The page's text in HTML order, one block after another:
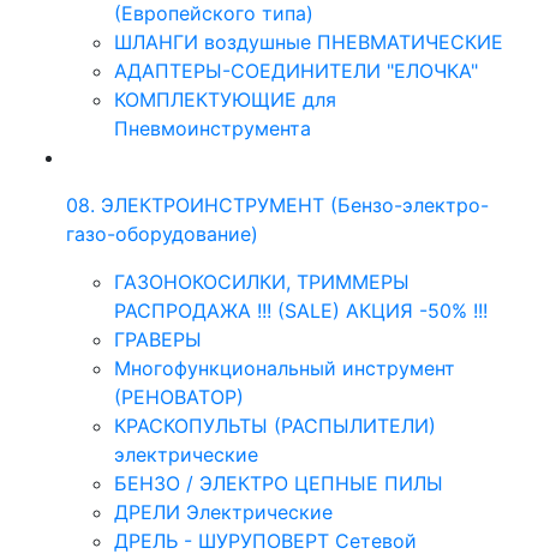
(Европейского типа)
ШЛАНГИ воздушные ПНЕВМАТИЧЕСКИЕ
АДАПТЕРЫ-СОЕДИНИТЕЛИ "ЕЛОЧКА"
КОМПЛЕКТУЮЩИЕ для
Пневмоинструмента
08. ЭЛЕКТРОИНСТРУМЕНТ (Бензо-электро-
газо-оборудование)
ГАЗОНОКОСИЛКИ, ТРИММЕРЫ
РАСПРОДАЖА !!! (SALE) АКЦИЯ -50% !!!
ГРАВЕРЫ
Многофункциональный инструмент
(РЕНОВАТОР)
КРАСКОПУЛЬТЫ (РАСПЫЛИТЕЛИ)
электрические
БЕНЗО / ЭЛЕКТРО ЦЕПНЫЕ ПИЛЫ
ДРЕЛИ Электрические
ДРЕЛЬ - ШУРУПОВЕРТ Сетевой